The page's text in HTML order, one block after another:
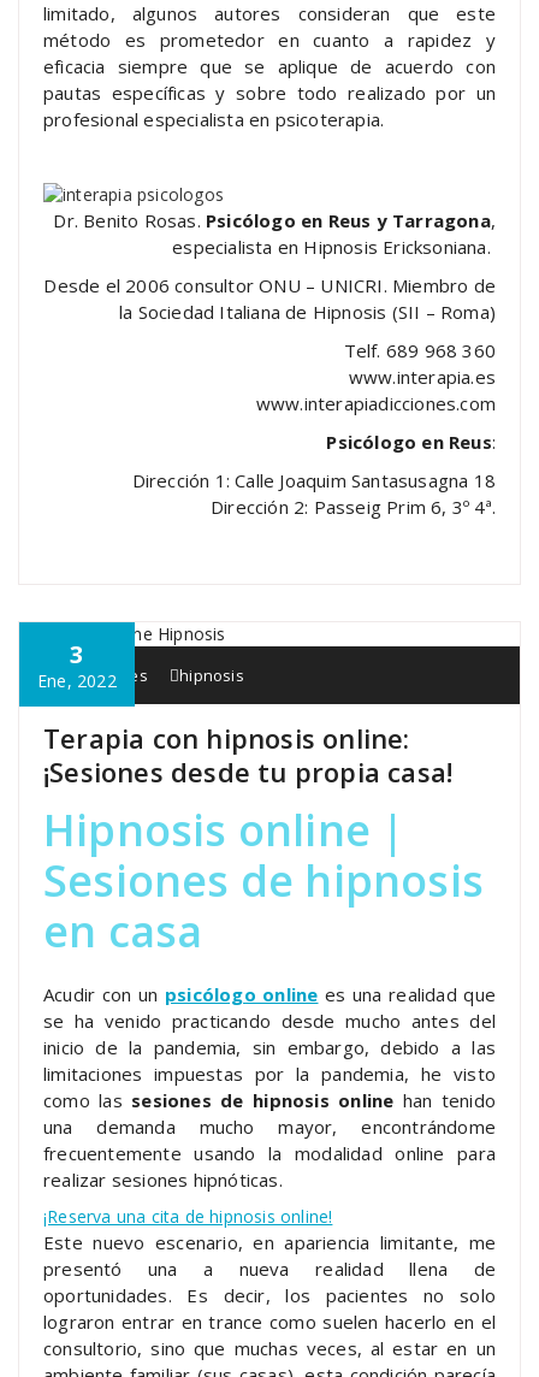
limitado, algunos autores consideran que este
método es prometedor en cuanto a rapidez y
eficacia siempre que se aplique de acuerdo con
pautas específicas y sobre todo realizado por un
profesional especialista en psicoterapia.
Dr. Benito Rosas. Psicólogo en Reus y Tarragona,
especialista en Hipnosis Ericksoniana.
Desde el 2006 consultor ONU – UNICRI. Miembro de
la Sociedad Italiana de Hipnosis (SII – Roma)
Telf. 689 968 360
www.interapia.es
www.interapiadicciones.com
Psicólogo en Reus:
Dirección 1: Calle Joaquim Santasusagna 18
Dirección 2: Passeig Prim 6, 3º 4ª.
3
Ene, 2022
Interapia.es hipnosis
Terapia con hipnosis online:
¡Sesiones desde tu propia casa!
Hipnosis online |
Sesiones de hipnosis
en casa
Acudir con un psicólogo online es una realidad que
se ha venido practicando desde mucho antes del
inicio de la pandemia, sin embargo, debido a las
limitaciones impuestas por la pandemia, he visto
como las sesiones de hipnosis online han tenido
una demanda mucho mayor, encontrándome
frecuentemente usando la modalidad online para
realizar sesiones hipnóticas.
¡Reserva una cita de hipnosis online!
Este nuevo escenario, en apariencia limitante, me
presentó una a nueva realidad llena de
oportunidades. Es decir, los pacientes no solo
lograron entrar en trance como suelen hacerlo en el
consultorio, sino que muchas veces, al estar en un